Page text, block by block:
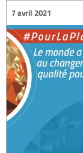
7 avril 2021